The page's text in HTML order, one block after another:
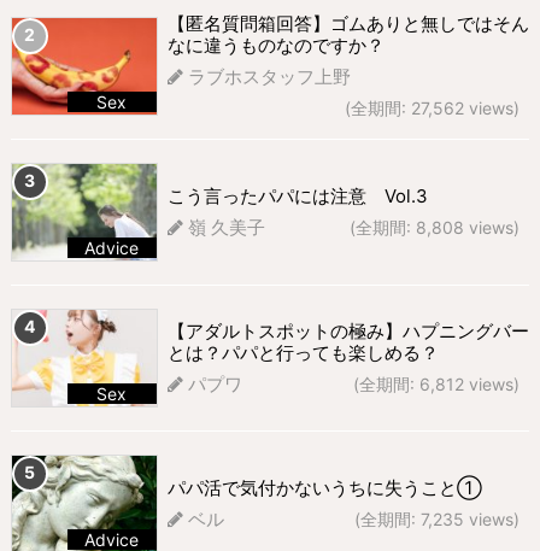
Sex
【匿名質問箱回答】ゴムありと無しではそん
なに違うものなのですか？
ラブホスタッフ上野
(全期間: 27,562 views)
Advice
こう言ったパパには注意 Vol.3
嶺 久美子
(全期間: 8,808 views)
Sex
【アダルトスポットの極み】ハプニングバー
とは？パパと行っても楽しめる？
パプワ
(全期間: 6,812 views)
Advice
パパ活で気付かないうちに失うこと①
ベル
(全期間: 7,235 views)